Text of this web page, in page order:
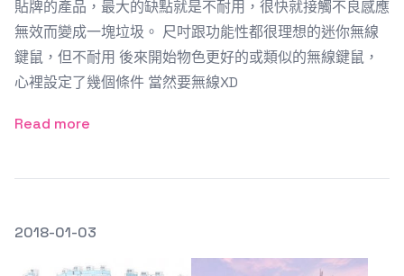
貼牌的產品，最大的缺點就是不耐用，很快就接觸不良感應
無效而變成一塊垃圾。 尺吋跟功能性都很理想的迷你無線
鍵鼠，但不耐用 後來開始物色更好的或類似的無線鍵鼠，
心裡設定了幾個條件 當然要無線XD
Read more
發文於
2018-01-03